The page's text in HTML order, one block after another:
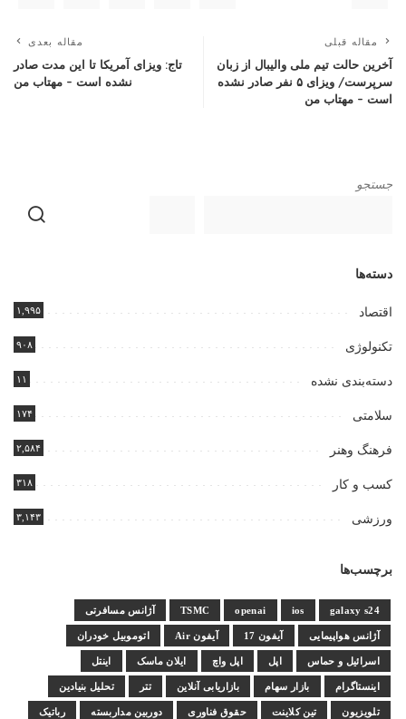
مقاله قبلی
آخرین حالت تیم ملی والیبال از زبان
سرپرست/ ویزای ۵ نفر صادر نشده
است – مهتاب من
مقاله بعدی
تاج: ویزای آمریکا تا این مدت صادر
نشده است – مهتاب من
جستجو
دسته‌ها
اقتصاد ۱,۹۹۵
تکنولوژی ۹۰۸
دسته‌بندی نشده ۱۱
سلامتی ۱۷۴
فرهنگ وهنر ۲,۵۸۴
کسب و کار ۳۱۸
ورزشی ۳,۱۴۳
برچسب‌ها
galaxy s24
ios
openai
TSMC آژانس مسافرتی
آژانس هواپیمایی آیفون 17 آیفون Air اتوموبیل خودران
اسرائیل و حماس اپل اپل واچ ایلان ماسک اینتل
اینستاگرام بازار سهام بازاریابی آنلاین تتر تحلیل بنیادین
تلویزیون تین کلاینت حقوق فناوری دوربین مداربسته رباتیک